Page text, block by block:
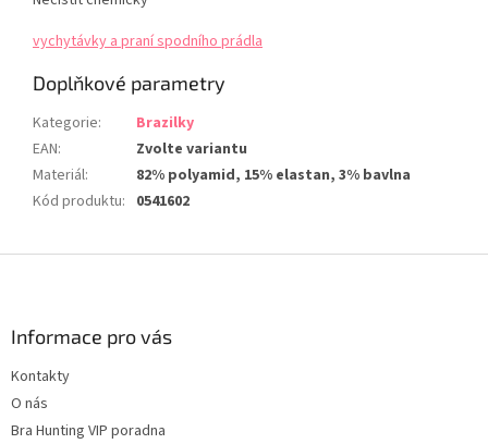
vychytávky a praní spodního prádla
Doplňkové parametry
Kategorie:
Brazilky
EAN:
Zvolte variantu
Materiál:
82% polyamid, 15% elastan, 3% bavlna
Kód produktu: 0541602
Informace pro vás
Kontakty
O nás
Bra Hunting VIP poradna